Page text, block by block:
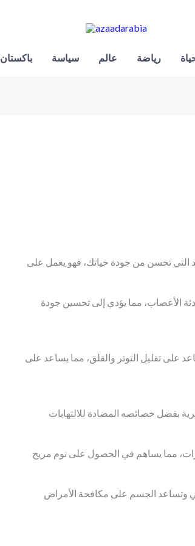
باكستان سياسة عالم رياضة
التي تحسن من جودة حياتك، فهو يعمل على
الأعصاب، مما يؤدي إلى تحسين جودة
على تقليل التوتر والقلق، مما يساعد على
بفضل خصائصه المضادة للالتهابات
مما يساهم في الحصول على نوم مريح
وتساعد الجسم على مكافحة الأمراض